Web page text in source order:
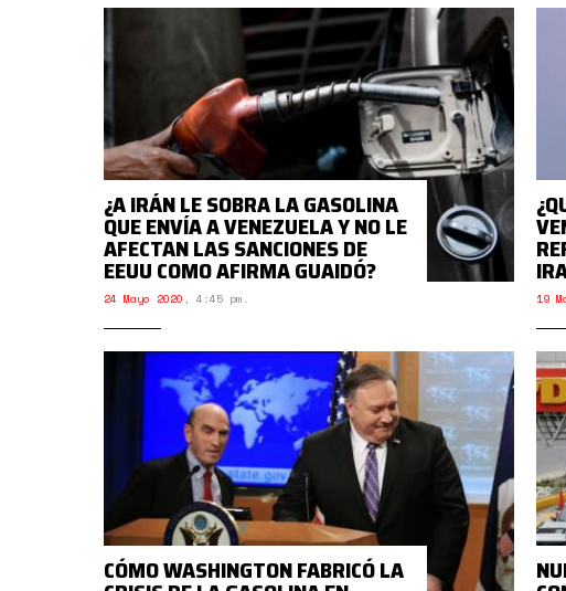
¿A IRÁN LE SOBRA LA GASOLINA
QUE ENVÍA A VENEZUELA Y NO LE
AFECTAN LAS SANCIONES DE
EEUU COMO AFIRMA GUAIDÓ?
24 Mayo 2020 , 4:45 pm. 19
CÓMO WASHINGTON FABRICÓ LA